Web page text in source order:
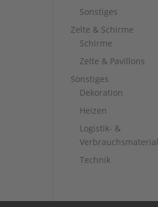
Sonstiges
Zelte & Schirme
Schirme
Zelte & Pavillons
Sonstiges
Dekoration
Heizen
Logistik- &
Verbrauchsmaterial
Technik